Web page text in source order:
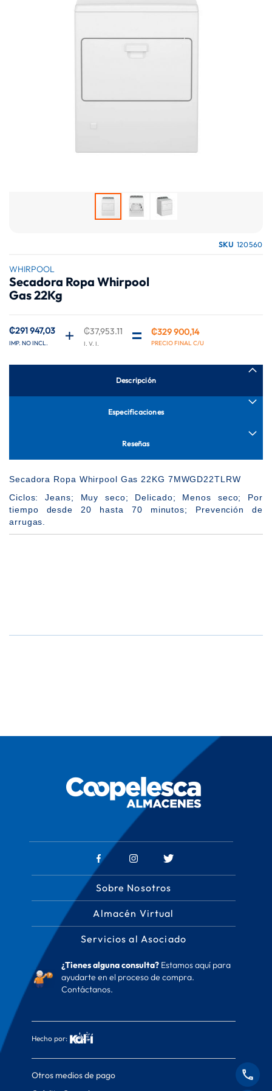
SKU 120560
WHIRPOOL
Secadora Ropa Whirpool
Gas 22Kg
Precio
especial
₡329 900,14
₡37,953.11
₡291 947,03
comienzo
de
la
imágenes
Descripción
Secadora Ropa Whirpool Gas 22KG 7MWGD22TLRW
Ciclos: Jeans; Muy seco; Delicado; Menos seco; Por
tiempo desde 20 hasta 70 minutos; Prevención de
arrugas.
Especificaciones
Reseñas
Sobre Nosotros
Almacén Virtual
Servicios al Asociado
¿Tienes alguna consulta?Estamos aquí para
ayudarte en el proceso de compra.
Contáctanos.
Hecho por:
Otros medios de pago